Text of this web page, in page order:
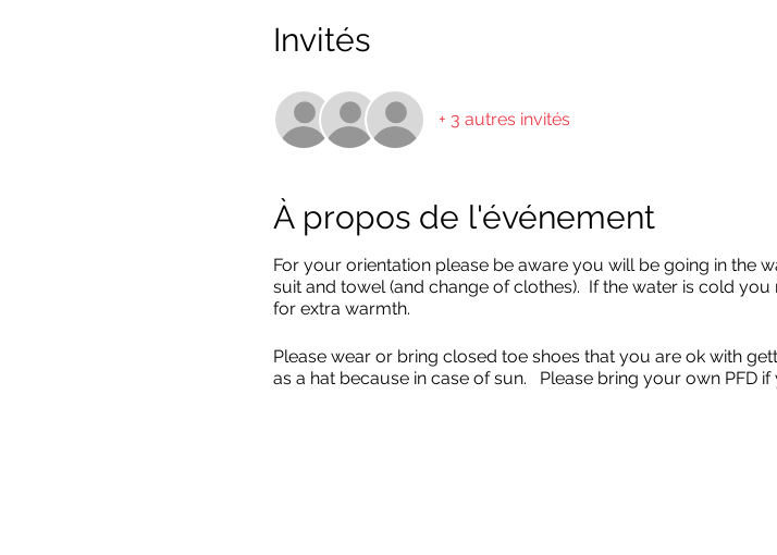
Invités
+ 3 autres invités
À propos de l'événement
For your orientation please be aware you will be going in the
suit and towel (and change of clothes). If the water is cold
for extra warmth.
Please wear or bring closed toe shoes that you are ok with
as a hat because in case of sun. Please bring your own PFD if